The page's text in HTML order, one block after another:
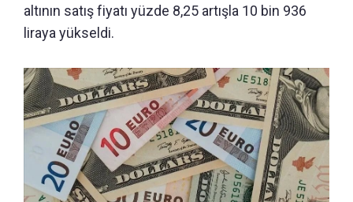
altının satış fiyatı yüzde 8,25 artışla 10 bin 936
liraya yükseldi.